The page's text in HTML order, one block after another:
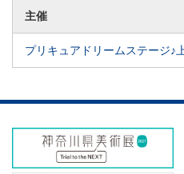
主催
プリキュアドリームステージ♪